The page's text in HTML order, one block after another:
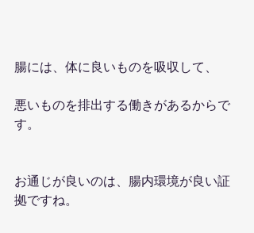
腸には、体に良いものを吸収して、
悪いものを排出する働きがあるからで
す。
お通じが良いのは、腸内環境が良い証
拠ですね。